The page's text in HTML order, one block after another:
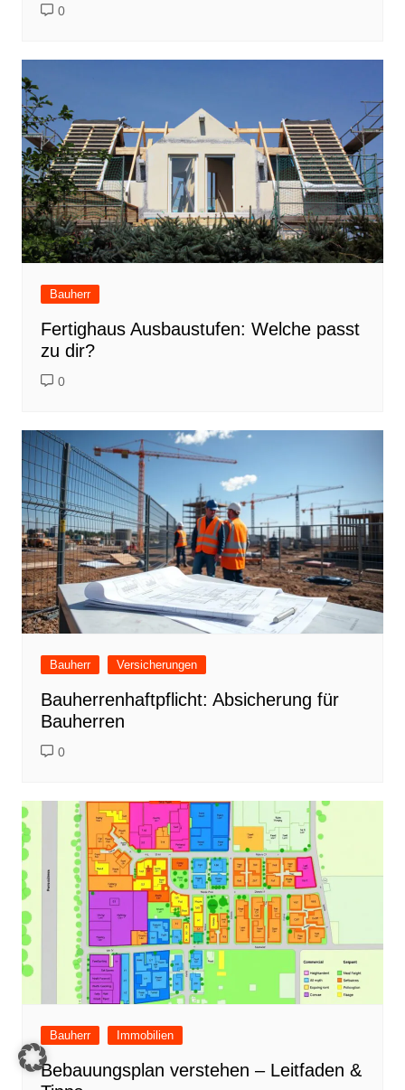
0
Bauherr
Fertighaus Ausbaustufen: Welche passt
zu dir?
0
Bauherr Versicherungen
Bauherrenhaftpflicht: Absicherung für
Bauherren
0
Bauherr Immobilien
Bebauungsplan verstehen – Leitfaden &